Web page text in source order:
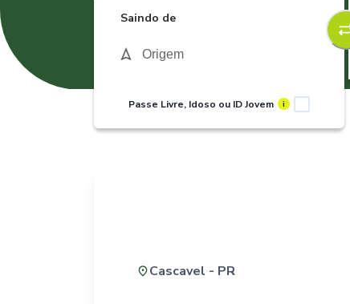
Saindo de
Passe Livre, Idoso ou ID Jovem i
Cascavel - PR